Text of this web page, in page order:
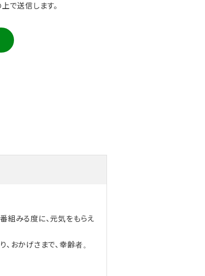
で送信します。
組みる度に、元気をもらえ
おかげさまで、幸齢者。